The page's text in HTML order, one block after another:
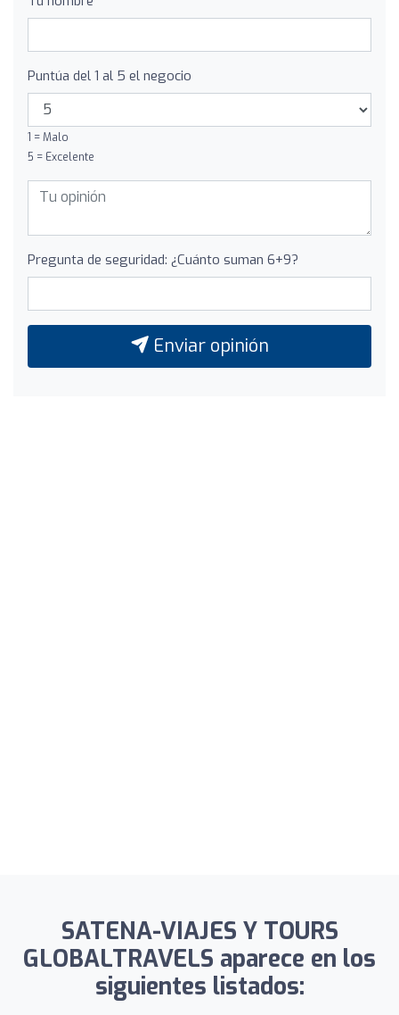
Puntúa del 1 al 5 el negocio
1 = Malo
5 = Excelente
Pregunta de seguridad: ¿Cuánto suman 6+9?
Enviar opinión
SATENA-VIAJES Y TOURS
GLOBALTRAVELS aparece en los
siguientes listados: